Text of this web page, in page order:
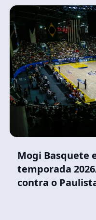
Mogi Basquete
temporada
contra o